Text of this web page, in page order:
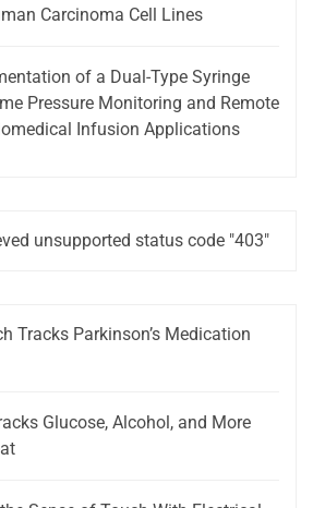
Carcinoma Cell Lines
of a Dual-Type Syringe
Pressure Monitoring and Remote
Infusion Applications
unsupported status code "403"
Tracks Parkinson’s Medication
Glucose, Alcohol, and More